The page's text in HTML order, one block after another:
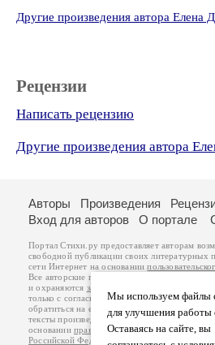
Другие произведения автора Елена
Рецензии
Написать рецензию
Другие произведения автора
Мы используем файлы
для улучшения работы
Оставаясь на сайте, вы
Авторы Произведения
Вход для авторов
О портале
Портал Стихи.ру предоставляет авторам
свободной публикации своих литературных
сети Интернет на основании
Все авторские права на произведения
и охраняются законом
. Перепечатка
только с согласия его автора, к которому вы
обратиться на его авторской странице.
тексты произведений авторы несут
основанииправил публикациии
Российской Федерации